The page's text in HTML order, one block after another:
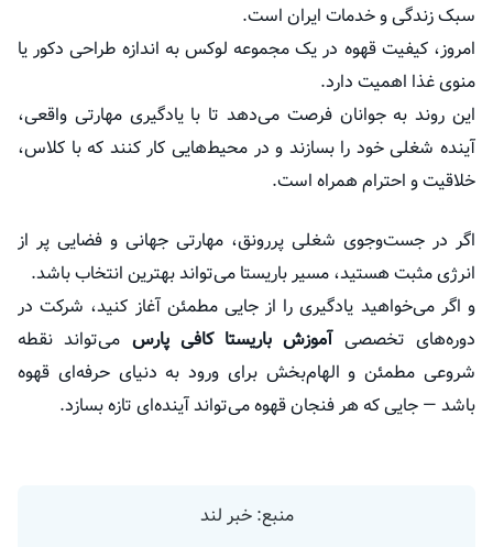
سبک زندگی و خدمات ایران است.
امروز، کیفیت قهوه در یک مجموعه لوکس به اندازه طراحی دکور یا
منوی غذا اهمیت دارد.
این روند به جوانان فرصت می‌دهد تا با یادگیری مهارتی واقعی،
آینده شغلی خود را بسازند و در محیط‌هایی کار کنند که با کلاس،
خلاقیت و احترام همراه است.
اگر در جست‌وجوی شغلی پررونق، مهارتی جهانی و فضایی پر از
انرژی مثبت هستید، مسیر باریستا می‌تواند بهترین انتخاب باشد.
و اگر می‌خواهید یادگیری را از جایی مطمئن آغاز کنید، شرکت در
دوره‌های تخصصیآموزش باریستا کافی پارس می‌تواند نقطه
شروعی مطمئن و الهام‌بخش برای ورود به دنیای حرفه‌ای قهوه
باشد — جایی که هر فنجان قهوه می‌تواند آینده‌ای تازه بسازد.
منبع: خبر لند